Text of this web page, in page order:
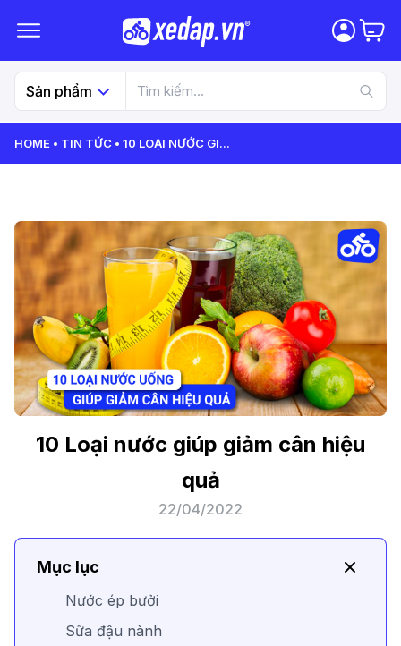
Sản phẩm
HOME TIN TỨC 10 LOẠI NƯỚC GI...
10 Loại nước giúp giảm cân hiệu
quả
22/04/2022
Mục lục
Nước ép bưởi
Sữa đậu nành